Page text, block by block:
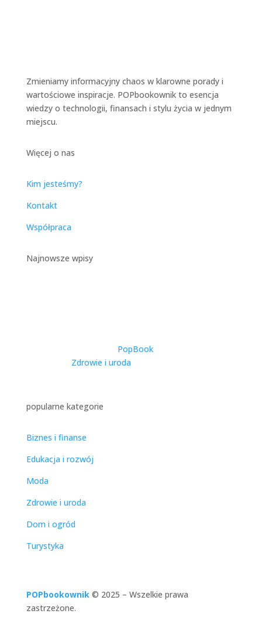
Zmieniamy informacyjny chaos w klarowne porady i
wartościowe inspiracje. POPbookownik to esencja
wiedzy o technologii, finansach i stylu życia w jednym
miejscu.
Więcej o nas
Kim jesteśmy?
Kontakt
Współpraca
Najnowsze wpisy
PopBook|
Zdrowie i uroda
popularne kategorie
Biznes i finanse
Edukacja i rozwój
Moda
Zdrowie i uroda
Dom i ogród
Turystyka
POPbookownik© 2025 – Wszelkie prawa
zastrzeżone.